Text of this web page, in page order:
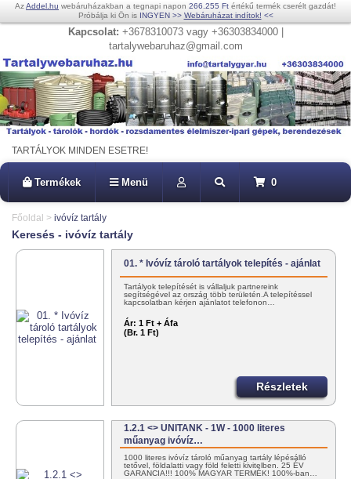
AzAddel.hu webáruházakban a tegnapi napon 266.255 Ft értékű termék cserélt gazdát!
Próbálja ki Ön is INGYEN >> Webáruházat indítok! <<
Kapcsolat: +3678310073 vagy +36303834000 |
tartalywebaruhaz@gmail.com
TARTÁLYOK MINDEN ESETRE!
Termékek Menü 0
Főoldal > ivóvíz tartály
Keresés - ivóvíz tartály
01. * Ivóvíz tároló tartályok telepítés - ajánlat
Tartályok telepítését is vállaljuk partnereink
segítségével az ország több területén.A telepítéssel
kapcsolatban kérjen ajánlatot telefonon…
Ár: 1 Ft + Áfa
(Br. 1 Ft)
Részletek
1.2.1 <> UNITANK - 1W - 1000 literes
műanyag ivóvíz…
1000 literes ivóvíz tároló műanyag tartály lépésálló
tetővel, földalatti vagy föld feletti kivitelben. 25 ÉV
GARANCIA!!! 100% MAGYAR TERMÉK! 100%-ban…